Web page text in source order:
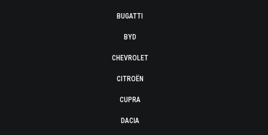
BUGATTI
BYD
CHEVROLET
CITROËN
CUPRA
DACIA